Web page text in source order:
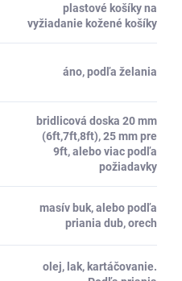
plastové košíky na
vyžiadanie kožené košíky
áno, podľa želania
bridlicová doska 20 mm
(6ft,7ft,8ft), 25 mm pre
9ft, alebo viac podľa
požiadavky
masív buk, alebo podľa
priania dub, orech
olej, lak, kartáčovanie.